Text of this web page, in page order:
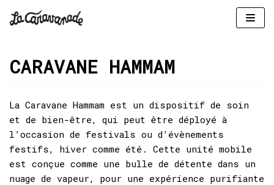
contenu
CARAVANE HAMMAM
La Caravane Hammam est un dispositif de soin
et de bien-être, qui peut être déployé à
l’occasion de festivals ou d’évènements
festifs, hiver comme été. Cette unité mobile
est conçue comme une bulle de détente dans un
nuage de vapeur, pour une expérience purifiante